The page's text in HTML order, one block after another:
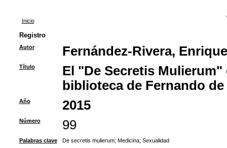
Inicio
Registro
Autor Fernández-Rivera, Enrique
Título
El "De Secretis
biblioteca de Fernando
Año 2015
Número 99
Palabras clave De secretis mulierum; Medicina; Sexualidad